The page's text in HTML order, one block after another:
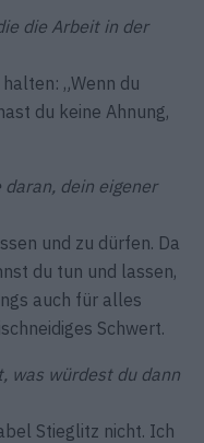
die Arbeit in der
„Wenn du
du keine Ahnung,
daran, dein eigener
und zu dürfen. Da
du tun und lassen,
auch für alles
Schwert.
was würdest du dann
Stieglitz nicht. Ich